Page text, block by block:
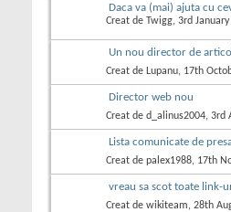
Daca va (mai) ajuta cu
Creat de Twigg, 3rd
Un nou director de
Creat de Lupanu, 17th
Director web nou
Creat de d_alinus2004, 3rd
Lista comunicate de
Creat de palex1988, 17th
vreau sa scot toate link-
Creat de wikiteam, 28th